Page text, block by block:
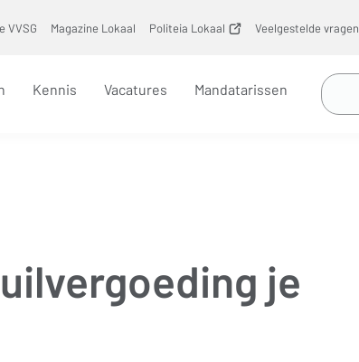
VVSG Magazine Lokaal Politeia Lokaal
(opent
Veelgestelde vragen
Kennis Vacatures Mandatarissen
Zoek
in
je